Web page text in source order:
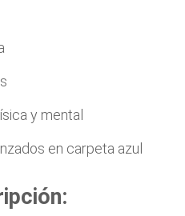
y mental
en carpeta azul